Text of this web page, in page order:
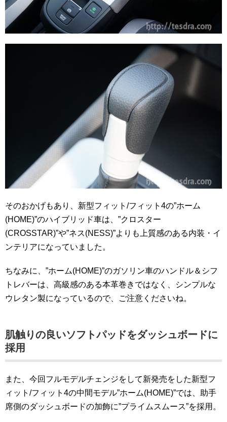
そのおかげもあり、新型フィット/フィット4の”ホーム
(HOME)”のハイブリッド車は、”クロスター
(CROSSTAR)”や”ネス(NESS)”よりも上質感のある内装・イ
ンテリアになっていました。
ちなみに、”ホーム(HOME)”のガソリン車のハンドル＆シフ
トレバーは、高級感のある本革巻きではなく、シンプルな
ウレタン製になっているので、ご注意くださいね。
肌触りの良いソフトパッドをダッシュボードに
採用
また、今回フルモデルチェンジをして新発売をした新型フ
ィット/フィット4の中間モデル”ホーム(HOME)”では、助手
席側のダッシュボードの加飾に”プライムスムース”を採用。